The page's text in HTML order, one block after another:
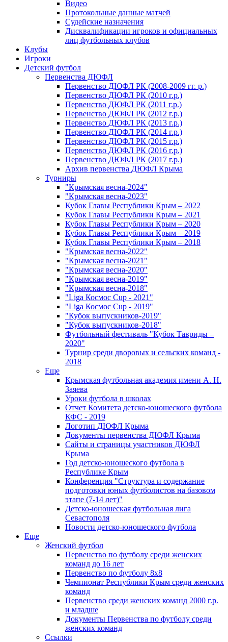
Видео
Протокольные данные матчей
Судейские назначения
Дисквалификации игроков и официальных
лиц футбольных клубов
Клубы
Игроки
Детский футбол
Первенства ДЮФЛ
Первенство ДЮФЛ РК (2008-2009 гг. р.)
Первенство ДЮФЛ РК (2010 г.р.)
Первенство ДЮФЛ РК (2011 г.р.)
Первенство ДЮФЛ РК (2012 г.р.)
Первенство ДЮФЛ РК (2013 г.р.)
Первенство ДЮФЛ РК (2014 г.р.)
Первенство ДЮФЛ РК (2015 г.р.)
Первенство ДЮФЛ РК (2016 г.р.)
Первенство ДЮФЛ РК (2017 г.р.)
Архив первенства ДЮФЛ Крыма
Турниры
"Крымская весна-2024"
"Крымская весна-2023"
Кубок Главы Республики Крым – 2022
Кубок Главы Республики Крым – 2021
Кубок Главы Республики Крым – 2020
Кубок Главы Республики Крым – 2019
Кубок Главы Республики Крым – 2018
"Крымская весна-2022"
"Крымская весна-2021"
"Крымская весна-2020"
"Крымская весна-2019"
"Крымская весна-2018"
"Liga Космос Cup - 2021"
"Liga Космос Cup - 2019"
"Кубок выпускников-2019"
"Кубок выпускников-2018"
Футбольный фестиваль "Кубок Тавриды –
2020"
Турнир среди дворовых и сельских команд -
2018
Еще
Крымская футбольная академия имени А. Н.
Заяева
Уроки футбола в школах
Отчет Комитета детско-юношеского футбола
КФС - 2019
Логотип ДЮФЛ Крыма
Документы первенства ДЮФЛ Крыма
Сайты и страницы участников ДЮФЛ
Крыма
Год детско-юношеского футбола в
Республике Крым
Конференция "Структура и содержание
подготовки юных футболистов на базовом
этапе (7-14 лет)"
Детско-юношеская футбольная лига
Севастополя
Новости детско-юношеского футбола
Еще
Женский футбол
Первенство по футболу среди женских
команд до 16 лет
Первенство по футболу 8х8
Чемпионат Республики Крым среди женских
команд
Первенство среди женских команд 2000 г.р.
и младше
Документы Первенства по футболу среди
женских команд
Ссылки